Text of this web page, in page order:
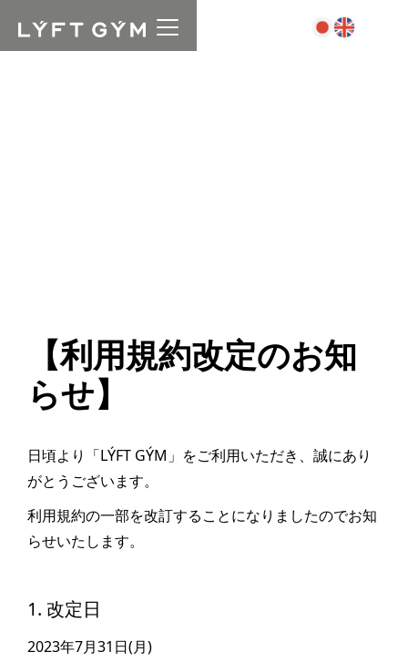
【利用規約改定のお知
らせ】
日頃より「LÝFT GÝM」をご利用いただき、誠にあり
がとうございます。
利用規約の一部を改訂することになりましたのでお知
らせいたします。
1. 改定日
2023年7月31日(月)